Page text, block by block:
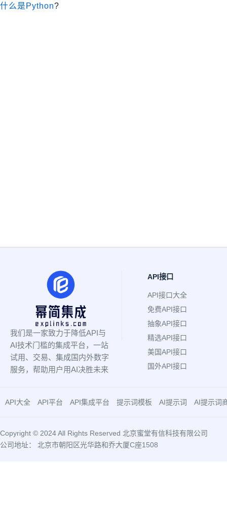
什么是Python?
我们是一家致力于降低API与
AI技术门槛的集成平台，一站
试用、交易、集成国内外数字
服务，帮助用户用AI决胜未来
API接口
API接口大全
免费API接口
抽象API接口
精选API接口
美国API接口
国外API接口
API大全 API平台 API集成平台 提示词模板 AI提示词 AI提示词
Copyright © 2024 All Rights Reserved 北京蜜堂有信科技有限公司
公司地址： 北京市朝阳区光华路和乔大厦C座1508